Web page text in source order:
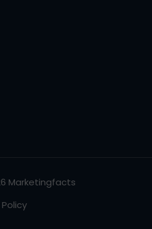
Marketingfacts